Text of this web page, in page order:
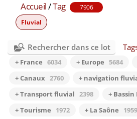
Accueil/Tag
7906
Fluvial
Rechercher dans ce lot
+ France 6034 + Europe 5684
+ Canaux 2760 + navigation
+ Transport fluvial 2398 + Bassin
+ Tourisme
1972 + La Saône
1959